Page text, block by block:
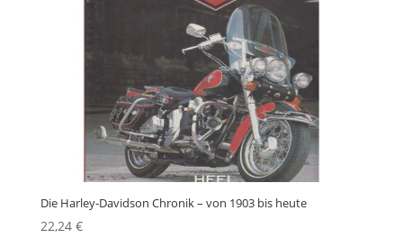
Die Harley-Davidson Chronik – von 1903 bis heute
22,24 €